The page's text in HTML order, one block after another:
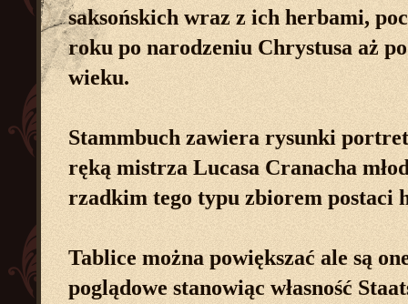
saksońskich wraz z ich herbami,
roku po narodzeniu Chrystusa aż
wieku.
Stammbuch zawiera rysunki
ręką mistrza Lucasa Cranacha
rzadkim tego typu zbiorem postaci
Tablice można powiększać ale są
poglądowe stanowiąc własność